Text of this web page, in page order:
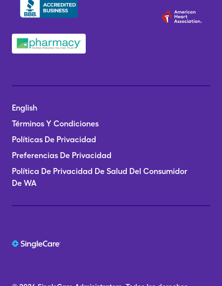
English
Términos Y Condiciones
Políticas De Privacidad
Preferencias De Privacidad
Política De Privacidad De Salud Del Consumidor
De WA